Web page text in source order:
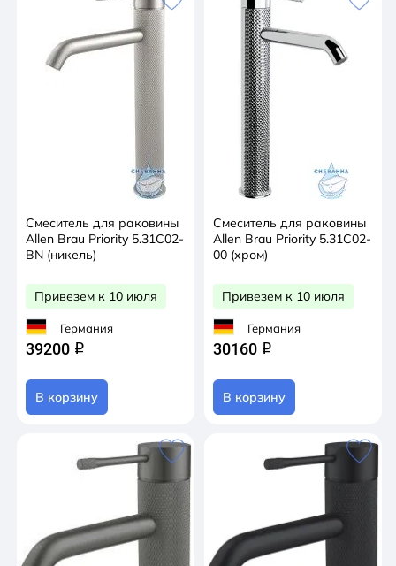
Смеситель для раковины
Allen Brau Priority 5.31С02-
BN (никель)
Привезем к 10 июля
Германия
39200 q
В корзину
Смеситель для раковины
Allen Brau Priority 5.31С02-
00 (хром)
Привезем к 10 июля
Германия
30160 q
В корзину